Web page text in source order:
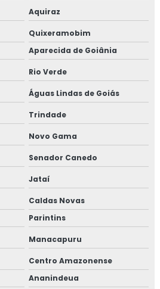
Aquiraz
Quixeramobim
Aparecida de Goiânia
Rio Verde
Águas Lindas de Goiás
Trindade
Novo Gama
Senador Canedo
Jataí
Caldas Novas
Parintins
Manacapuru
Centro Amazonense
Ananindeua